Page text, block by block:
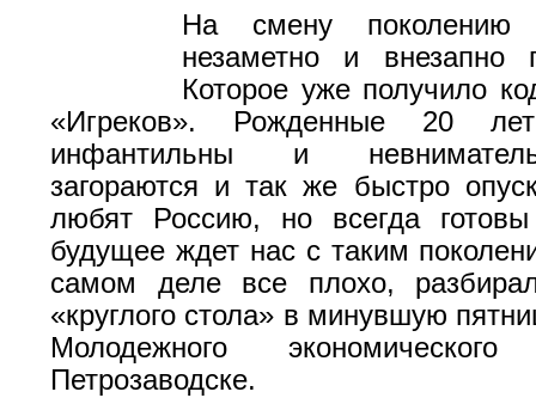
На смену поколению
незаметно и внезапно
Которое уже получило
«Игреков». Рожденные 20
инфантильны и
загораются и так же быстро
любят Россию, но всегда готовы
будущее ждет нас с таким
самом деле все плохо,
«круглого стола» в минувшую
Молодежного
Петрозаводске.